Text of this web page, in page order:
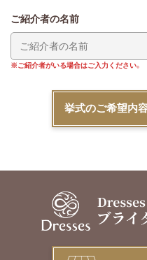
ご紹介者の名前
※ご紹介者がいる場合はご入力ください。